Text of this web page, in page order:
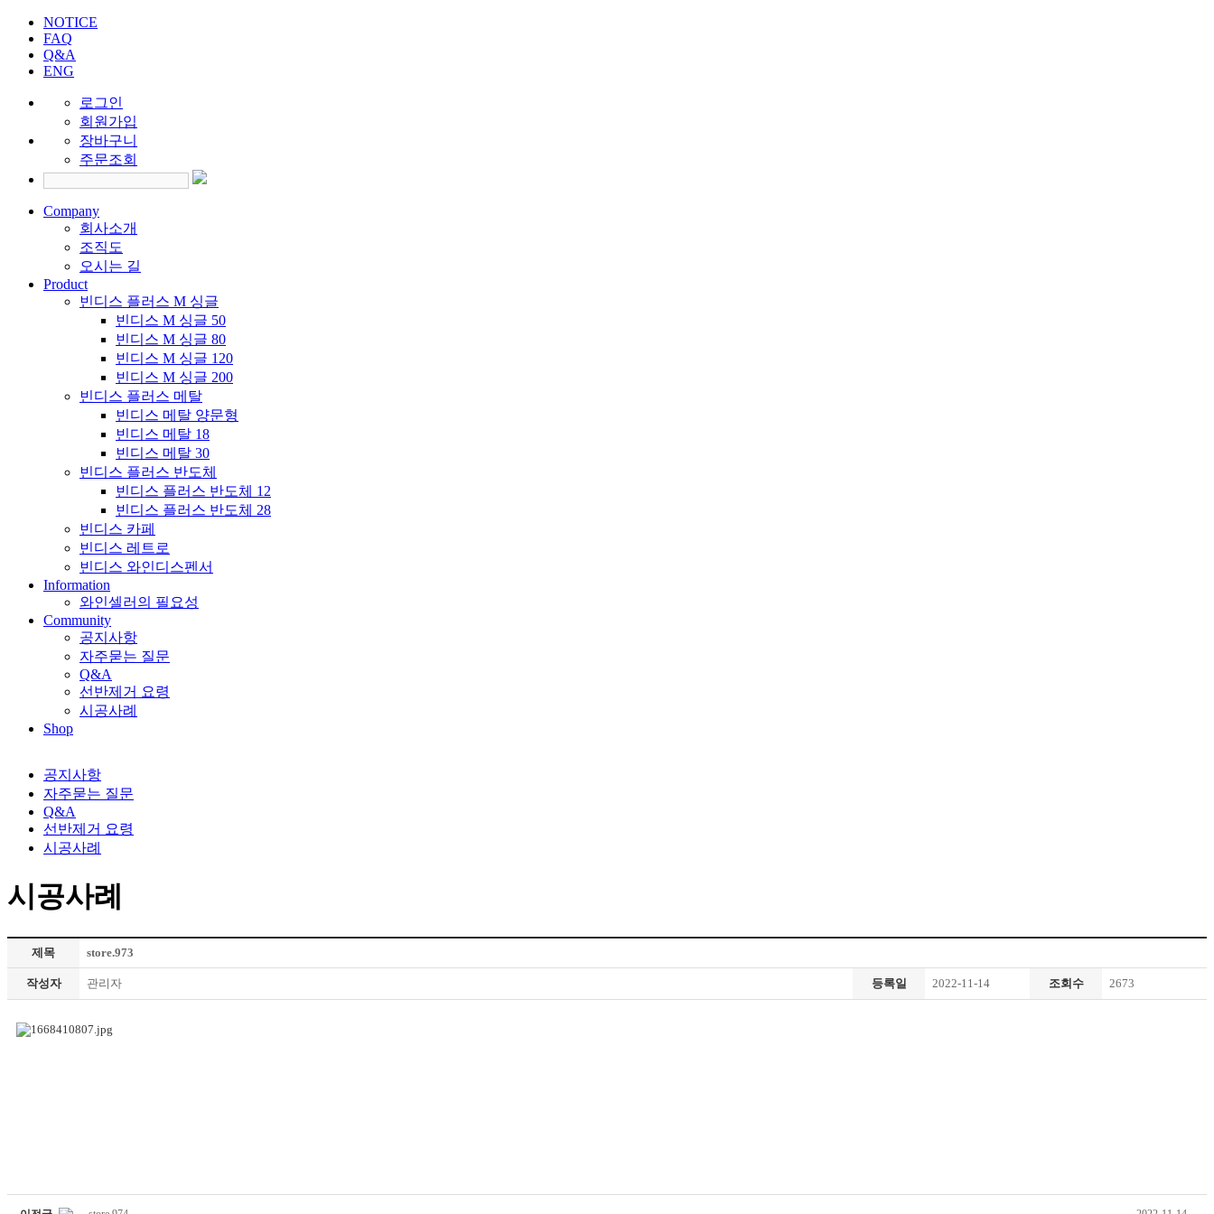
NOTICE
FAQ
Q&A
ENG
로그인
회원가입
장바구니
주문조회
Company
회사소개
조직도
오시는 길
Product
빈디스 플러스 M 싱글
빈디스 M 싱글 50
빈디스 M 싱글 80
빈디스 M 싱글 120
빈디스 M 싱글 200
빈디스 플러스 메탈
빈디스 메탈 양문형
빈디스 메탈 18
빈디스 메탈 30
빈디스 플러스 반도체
빈디스 플러스 반도체 12
빈디스 플러스 반도체 28
빈디스 카페
빈디스 레트로
빈디스 와인디스펜서
Information
와인셀러의 필요성
Community
공지사항
자주묻는 질문
Q&A
선반제거 요령
시공사례
Shop
공지사항
자주묻는 질문
Q&A
선반제거 요령
시공사례
시공사례
제목 store.973
작성자 관리자 등록일 2022-11-14 조회수 2673